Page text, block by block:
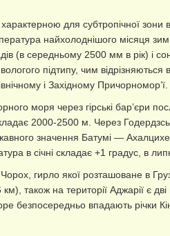
характерною для субтропічної зони
найхолоднішого місяця
(в середньому 2500 мм в рік) і
підтипу, чим відрізняються
і Західному Причорномор’ї.
моря через гірські бар’єри
2000-2500 м. Через
значення Батумі —
в січні складає +1 градус, в
гирло якої розташоване в
також на території Аджарії є
безпосередньо впадають річки